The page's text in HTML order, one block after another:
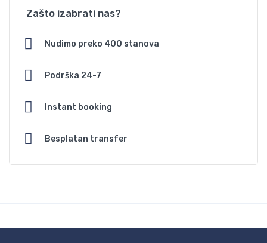
Zašto izabrati nas?
Nudimo preko 400 stanova
Podrška 24-7
Instant booking
Besplatan transfer